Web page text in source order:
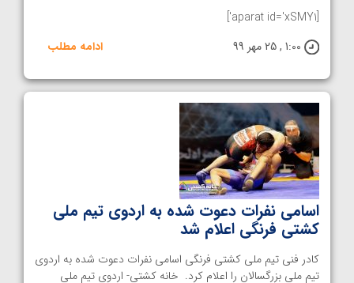
[aparat id='xSMY1']
1:00 , 25 مهر 99
ادامه مطلب
اسامی نفرات دعوت شده به اردوی تیم ملی
کشتی فرنگی اعلام شد
کادر فنی تیم ملی کشتی فرنگی اسامی نفرات دعوت شده به اردوی
تیم ملی بزرگسالان را اعلام کرد. خانه کشتی- اردوی تیم ملی